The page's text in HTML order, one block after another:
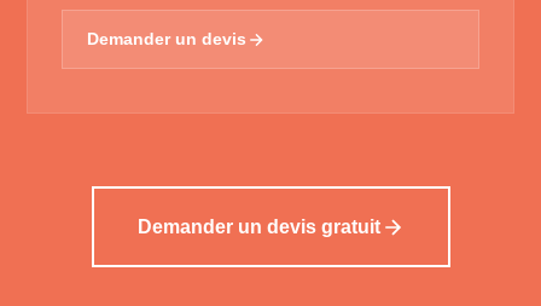
Demander un devis
Demander un devis gratuit